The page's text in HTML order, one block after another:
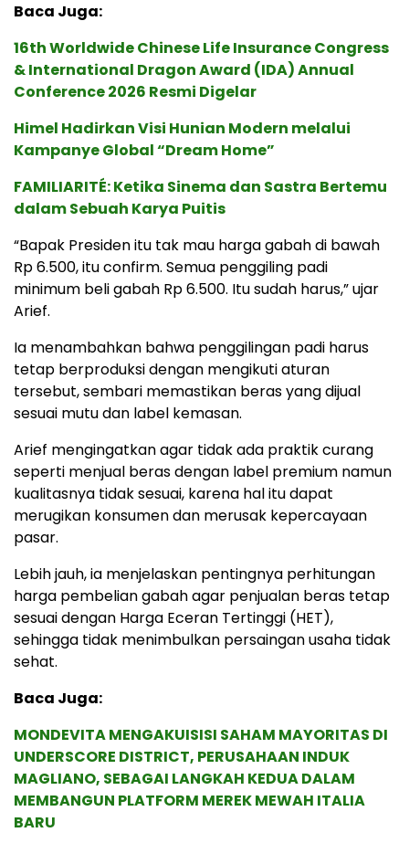
Baca Juga:
16th Worldwide Chinese Life Insurance Congress
& International Dragon Award (IDA) Annual
Conference 2026 Resmi Digelar
Himel Hadirkan Visi Hunian Modern melalui
Kampanye Global “Dream Home”
FAMILIARITÉ: Ketika Sinema dan Sastra Bertemu
dalam Sebuah Karya Puitis
“Bapak Presiden itu tak mau harga gabah di bawah
Rp 6.500, itu confirm. Semua penggiling padi
minimum beli gabah Rp 6.500. Itu sudah harus,” ujar
Arief.
Ia menambahkan bahwa penggilingan padi harus
tetap berproduksi dengan mengikuti aturan
tersebut, sembari memastikan beras yang dijual
sesuai mutu dan label kemasan.
Arief mengingatkan agar tidak ada praktik curang
seperti menjual beras dengan label premium namun
kualitasnya tidak sesuai, karena hal itu dapat
merugikan konsumen dan merusak kepercayaan
pasar.
Lebih jauh, ia menjelaskan pentingnya perhitungan
harga pembelian gabah agar penjualan beras tetap
sesuai dengan Harga Eceran Tertinggi (HET),
sehingga tidak menimbulkan persaingan usaha tidak
sehat.
Baca Juga:
MONDEVITA MENGAKUISISI SAHAM MAYORITAS DI
UNDERSCORE DISTRICT, PERUSAHAAN INDUK
MAGLIANO, SEBAGAI LANGKAH KEDUA DALAM
MEMBANGUN PLATFORM MEREK MEWAH ITALIA
BARU